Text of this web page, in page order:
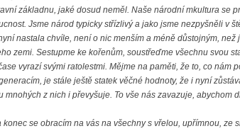
základnu, jaké dosud neměl. Naše národní mkultura se
Jsme národ typicky střízlivý a jako jsme nezpyšněli v
nastala chvíle, není o nic menším a méně důstojným,
zemi. Sestupme ke kořenům, soustřeďme všechnu svou
vyrazí svými ratolestmi. Mějme na paměti, že to, co
je stále ještě statek věčné hodnoty, že i nyní
mnohých z nich i převyšuje. To vše nás zavazuje, abychom
se obracím na vás na všechny s vřelou, upřímnou, ze